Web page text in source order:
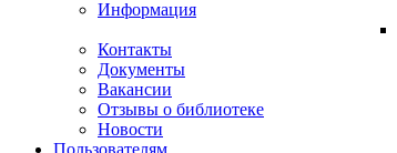
Информация
Контакты
Документы
Вакансии
Отзывы о библиотеке
Новости
Пользователям